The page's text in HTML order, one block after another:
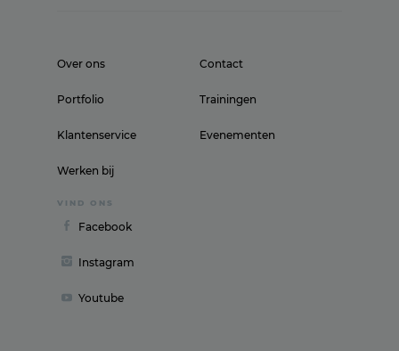
Over ons
Portfolio
Klantenservice
Werken bij
Contact
Trainingen
Evenementen
VIND ONS
Facebook
Instagram
Youtube